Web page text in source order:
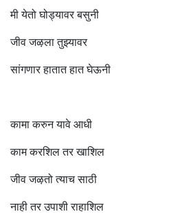
मी येतो घोड्यावर बसुनी
जीव जऴला तुझ्यावर
सांगणार हातात हात घेऊनी
कामा करुन यावे आधी
काम करशिल तर खाशिल
जीव जऴतो त्याच साठी
नाही तर उपाशी राहाशिल